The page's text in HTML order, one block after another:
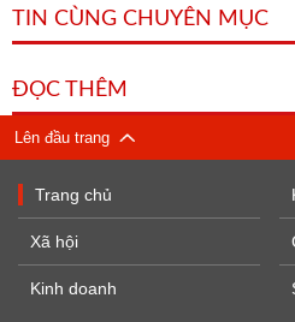
TIN CÙNG CHUYÊN MỤC
ĐỌC THÊM
Lên đầu trang
Trang chủ
Xã hội
Kinh doanh